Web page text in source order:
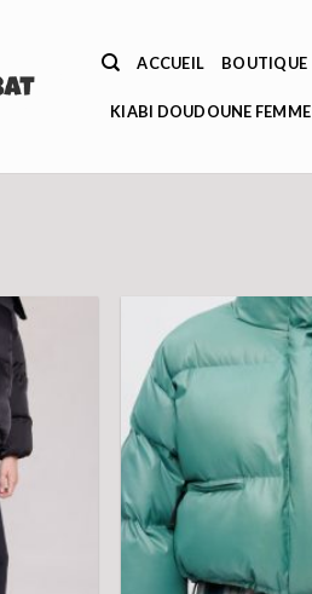
ACCUEIL BOUTIQUE
KIABI DOUDOUNE FEMME